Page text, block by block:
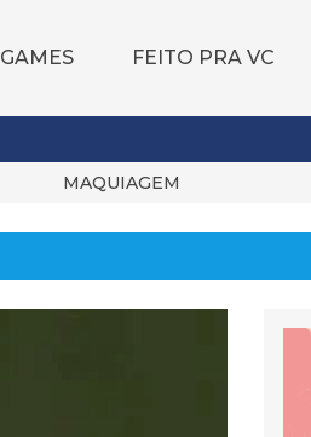
GAMES FEITO PRA VC
MAQUIAGEM